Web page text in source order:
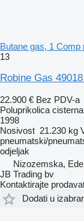
Butane gas, 1 Comp
13
Robine Gas
22.900 € Bez PDV-a
Poluprikolica
1998
Nosivost 21.230 kg
pneumatski/
odjeljak
Nizozemska, Ede
JB Trading bv
Kontaktirajte
Dodati u